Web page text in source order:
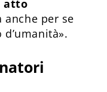
atto
per se